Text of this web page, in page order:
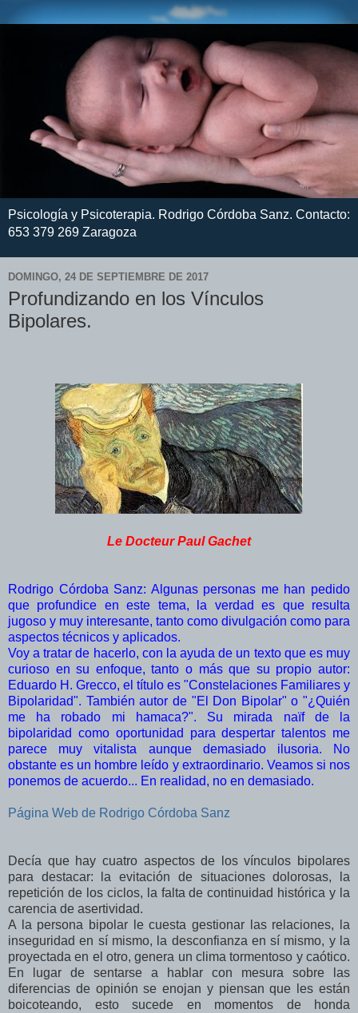
Psicología y Psicoterapia. Rodrigo Córdoba Sanz. Contacto:
653 379 269 Zaragoza
DOMINGO, 24 DE SEPTIEMBRE DE 2017
Profundizando en los Vínculos
Bipolares.
Le Docteur Paul Gachet
Rodrigo Córdoba Sanz: Algunas personas me han pedido
que profundice en este tema, la verdad es que resulta
jugoso y muy interesante, tanto como divulgación como para
aspectos técnicos y aplicados.
Voy a tratar de hacerlo, con la ayuda de un texto que es muy
curioso en su enfoque, tanto o más que su propio autor:
Eduardo H. Grecco, el título es "Constelaciones Familiares y
Bipolaridad". También autor de "El Don Bipolar" o "¿Quién
me ha robado mi hamaca?". Su mirada naïf de la
bipolaridad como oportunidad para despertar talentos me
parece muy vitalista aunque demasiado ilusoria. No
obstante es un hombre leído y extraordinario. Veamos si nos
ponemos de acuerdo... En realidad, no en demasiado.
Página Web de Rodrigo Córdoba Sanz
Decía que hay cuatro aspectos de los vínculos bipolares
para destacar: la evitación de situaciones dolorosas, la
repetición de los ciclos, la falta de continuidad histórica y la
carencia de asertividad.
A la persona bipolar le cuesta gestionar las relaciones, la
inseguridad en sí mismo, la desconfianza en sí mismo, y la
proyectada en el otro, genera un clima tormentoso y caótico.
En lugar de sentarse a hablar con mesura sobre las
diferencias de opinión se enojan y piensan que les están
boicoteando, esto sucede en momentos de honda